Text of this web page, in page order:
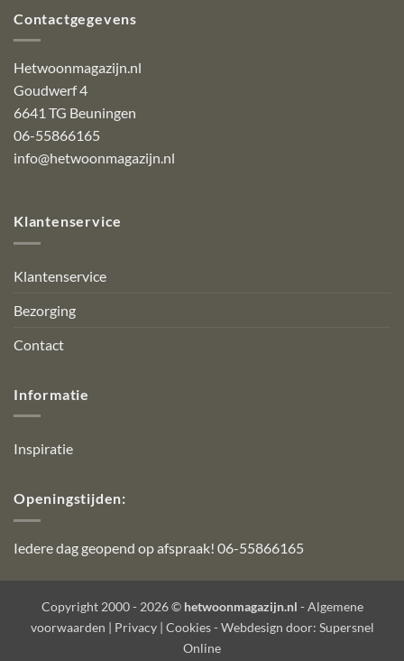
Contactgegevens
Hetwoonmagazijn.nl
Goudwerf 4
6641 TG Beuningen
06-55866165
info@hetwoonmagazijn.nl
Klantenservice
Klantenservice
Bezorging
Contact
Informatie
Inspiratie
Openingstijden:
Iedere dag geopend op afspraak! 06-55866165
Copyright 2000 - 2026 © hetwoonmagazijn.nl - Algemene
voorwaarden | Privacy| Cookies- Webdesign door: Supersnel
Online